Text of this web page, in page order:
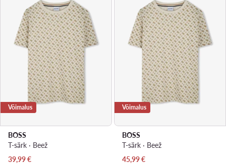
Võimalus
BOSS
T-särk · Beež
Praegune hind
39,99€
Võimalus
BOSS
T-särk · Beež
Praegune hind
45,99€